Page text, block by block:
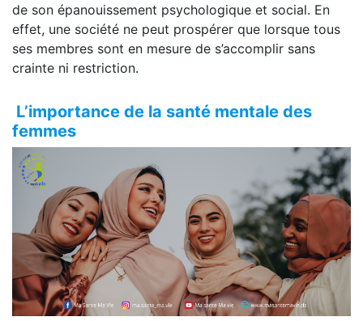
de son épanouissement psychologique et social. En
effet, une société ne peut prospérer que lorsque tous
ses membres sont en mesure de s’accomplir sans
crainte ni restriction.
L’importance de la santé mentale des
femmes